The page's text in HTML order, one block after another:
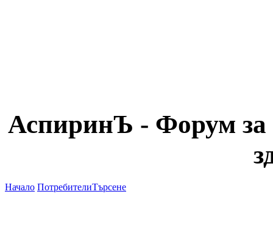
АспиринЪ - Форум за
Начало ПотребителиТърсене